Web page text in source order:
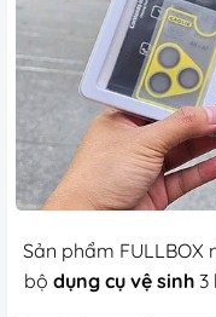
Sản phẩm FULLBOX
bộ dụng cụ vệ sinh3